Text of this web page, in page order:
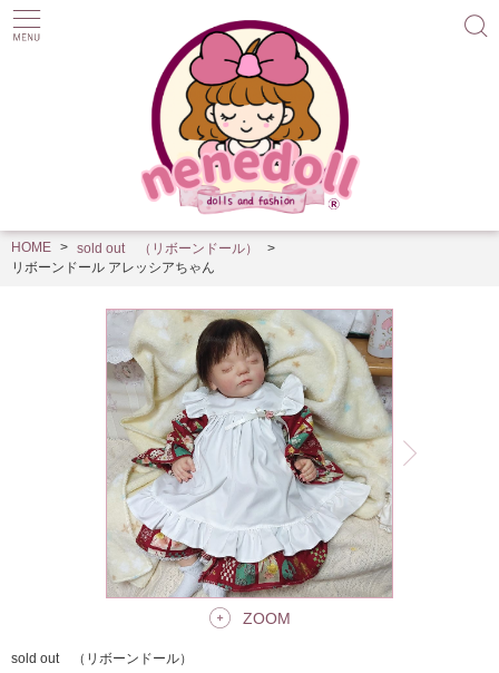
HOME
sold out （リボーンドール）
リボーンドール アレッシアちゃん
ZOOM
sold out （リボーンドール）